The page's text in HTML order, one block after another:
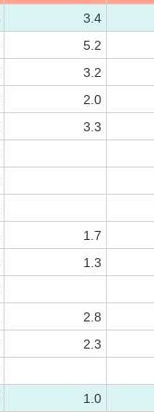
3.4
5.2
3.2
2.0
3.3
1.7
1.3
2.8
2.3
1.0